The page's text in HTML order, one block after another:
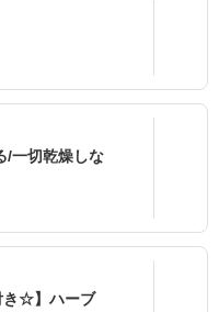
/一切乾燥しな
き☆】ハーブ